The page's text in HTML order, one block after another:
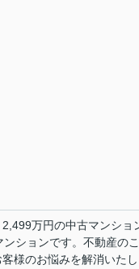
万円の中古マンショ
ションです。不動産の
様のお悩みを解消いた